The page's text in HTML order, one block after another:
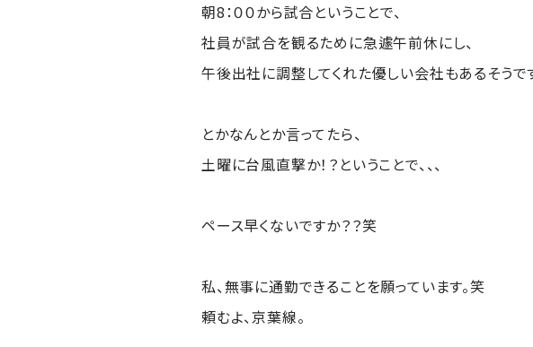
朝8：００から試合ということで、
社員が試合を観るために急遽午前休にし、
午後出社に調整してくれた優しい会社もあるそうで
とかなんとか言ってたら、
土曜に台風直撃か！？ということで、、、
ペース早くないですか？？笑
私、無事に通勤できることを願っています。笑
頼むよ、京葉線。